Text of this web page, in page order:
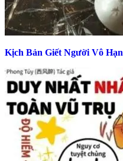
Kịch Bản Giết Người Vô Hạn